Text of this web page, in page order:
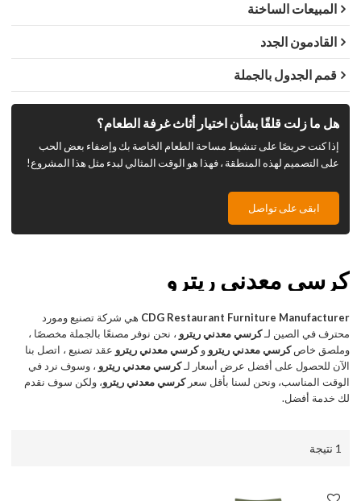
المبيعات الساخنة
القادمون الجدد
قمم الجدول بالجملة
هل ما زلت قلقًا بشأن اختيار أثاث غرفة الطعام؟
إذا كنت حريصًا على تنشيط مساحة الطعام الخاصة بك وإضفاء بعض الحب
على التصميم لهذه المنطقة ، فهذا هو الوقت المثالي لبدء مثل هذا المشروع!
ابقى على تواصل
كرسي معدني ريترو
CDG Restaurant Furniture Manufacturer هي شركة تصنيع ومورد
محترف في الصين لـكرسي معدني ريترو ، نحن نوفر مصنعًا بالجملة مخصصًا ،
وملصق خاصكرسي معدني ريترو وكرسي معدني ريترو عقد تصنيع ، اتصل بنا
الآن للحصول على أفضل عرض أسعار لـكرسي معدني ريترو ، وسوف نرد في
الوقت المناسب، ونحن لسنا بأقل سعركرسي معدني ريترو، ولكن سوف نقدم
لك خدمة أفضل.
1 نتيجة